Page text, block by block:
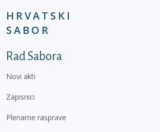
HRVATSKI
SABOR
Podnožje prvi izbornik
Rad Sabora
Novi akti
Zapisnici
Plenarne rasprave